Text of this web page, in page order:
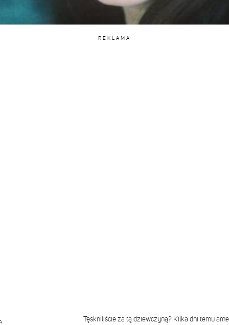
REKLAMA
Tęskniliście za tą dziewczyną? Kilka dni temu